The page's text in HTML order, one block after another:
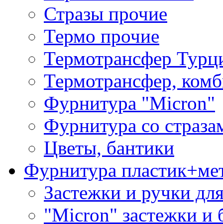
Стразы прочие
Термо прочие
Термотрансфер
Термотрансфер,
Фурнитура "Micron"
Фурнитура со
Цветы, бантики
Фурнитура
Застежки и ручки
"Micron" застежки и